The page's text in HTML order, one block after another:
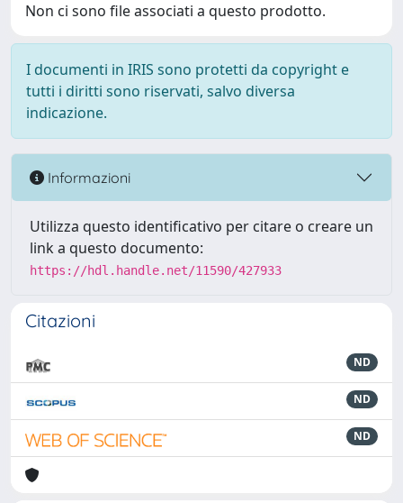
Non ci sono file associati a questo prodotto.
I documenti in IRIS sono protetti da copyright e
tutti i diritti sono riservati, salvo diversa
indicazione.
Informazioni
Utilizza questo identificativo per citare o creare un
link a questo documento:
https://hdl.handle.net/11590/427933
Citazioni
ND
ND
ND